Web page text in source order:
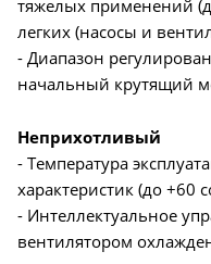
тяжелых применений
легких (насосы и
- Диапазон
начальный крутящий
Неприхотливый
- Температура
характеристик (до +60
- Интеллектуальное
вентилятором